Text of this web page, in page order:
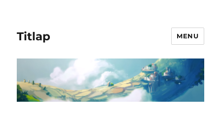
Titlap MENU